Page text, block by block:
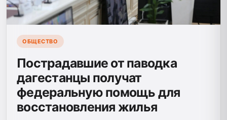
ОБЩЕСТВО
Пострадавшие от паводка
дагестанцы получат
федеральную помощь для
восстановления жилья